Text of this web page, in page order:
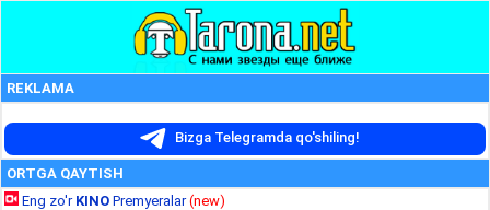
REKLAMA
Bizga Telegramda qo'shiling!
ORTGA QAYTISH
Eng zo'r KINO Premyeralar(new)